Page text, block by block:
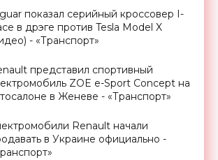
показал серийный кроссовер I-
в дрэге против Tesla Model X
- «Транспорт»
представил спортивный
ZOE e-Sport Concept на
в Женеве - «Транспорт»
Renault начали
в Украине официально -